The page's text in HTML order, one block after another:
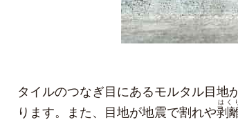
タイルのつなぎ目にあるモルタル目地
ります。また、目地が地震で割れや剥
はく